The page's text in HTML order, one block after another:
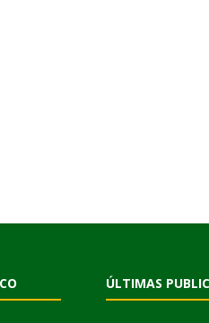
ÚLTIMAS